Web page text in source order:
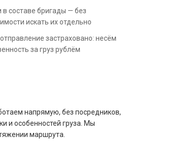
в составе бригады — без
искать их отдельно
застраховано: несём
за груз рублём
напрямую, без посредников,
и особенностей груза. Мы
маршрута.